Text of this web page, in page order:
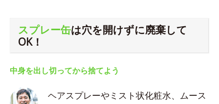
スプレー缶は穴を開けずに廃棄して
OK！
中身を出し切ってから捨てよう
ヘアスプレーやミスト状化粧水、ムース